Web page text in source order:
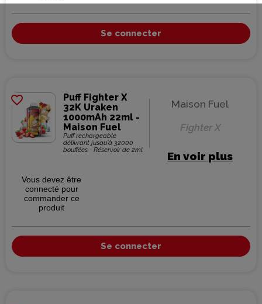
Se connecter
favorite_border
Puff Fighter X
32K Uraken
1000mAh 22ml -
Maison Fuel
Puff rechargeable
délivrant jusqu'à 32000
bouffées - Réservoir de 2ml
Maison Fuel
Fighter X
En voir plus
Vous devez être
connecté pour
commander ce
produit
Se connecter